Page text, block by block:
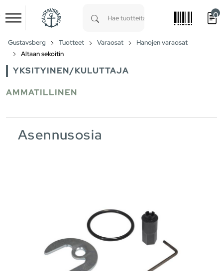
Skip to main content
0
Gustavsberg Tuotteet Varaosat
Hanojen varaosat
Altaan sekoitin
YKSITYINEN/KULUTTAJA
AMMATILLINEN
Asennusosia